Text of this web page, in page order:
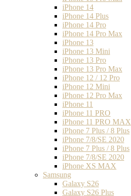
iPhone 14
iPhone 14 Plus
iPhone 14 Pro
iPhone 14 Pro Max
iPhone 13
iPhone 13 Mini
iPhone 13 Pro
iPhone 13 Pro Max
iPhone 12 / 12 Pro
iPhone 12 Mini
iPhone 12 Pro Max
iPhone 11
iPhone 11 PRO
iPhone 11 PRO MAX
iPhone 7 Plus / 8 Plus
iPhone 7/8/SE 2020
iPhone 7 Plus / 8 Plus
iPhone 7/8/SE 2020
iPhone XS MAX
Samsung
Galaxy S26
Galaxy S26 Plus